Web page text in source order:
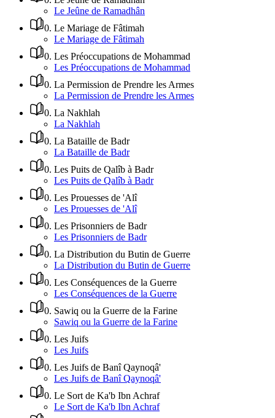
Le Jeûne de Ramadhân
0. Le Mariage de Fâtimah
Le Mariage de Fâtimah
0. Les Préoccupations de Mohammad
Les Préoccupations de Mohammad
0. La Permission de Prendre les Armes
La Permission de Prendre les Armes
0. La Nakhlah
La Nakhlah
0. La Bataille de Badr
La Bataille de Badr
0. Les Puits de Qalîb à Badr
Les Puits de Qalîb à Badr
0. Les Prouesses de 'Alî
Les Prouesses de 'Alî
0. Les Prisonniers de Badr
Les Prisonniers de Badr
0. La Distribution du Butin de Guerre
La Distribution du Butin de Guerre
0. Les Conséquences de la Guerre
Les Conséquences de la Guerre
0. Sawiq ou la Guerre de la Farine
Sawiq ou la Guerre de la Farine
0. Les Juifs
Les Juifs
0. Les Juifs de Banî Qaynoqâ'
Les Juifs de Banî Qaynoqâ'
0. Le Sort de Ka'b Ibn Achraf
Le Sort de Ka'b Ibn Achraf